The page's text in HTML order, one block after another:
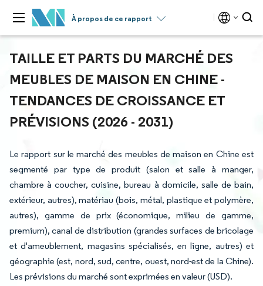
À propos de ce rapport
TAILLE ET PARTS DU MARCHÉ DES
MEUBLES DE MAISON EN CHINE -
TENDANCES DE CROISSANCE ET
PRÉVISIONS (2026 - 2031)
Le rapport sur le marché des meubles de maison en Chine est
segmenté par type de produit (salon et salle à manger,
chambre à coucher, cuisine, bureau à domicile, salle de bain,
extérieur, autres), matériau (bois, métal, plastique et polymère,
autres), gamme de prix (économique, milieu de gamme,
premium), canal de distribution (grandes surfaces de bricolage
et d'ameublement, magasins spécialisés, en ligne, autres) et
géographie (est, nord, sud, centre, ouest, nord-est de la Chine).
Les prévisions du marché sont exprimées en valeur (USD).